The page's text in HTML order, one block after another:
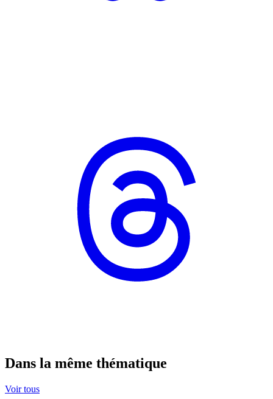
Dans la même thématique
Voir tous